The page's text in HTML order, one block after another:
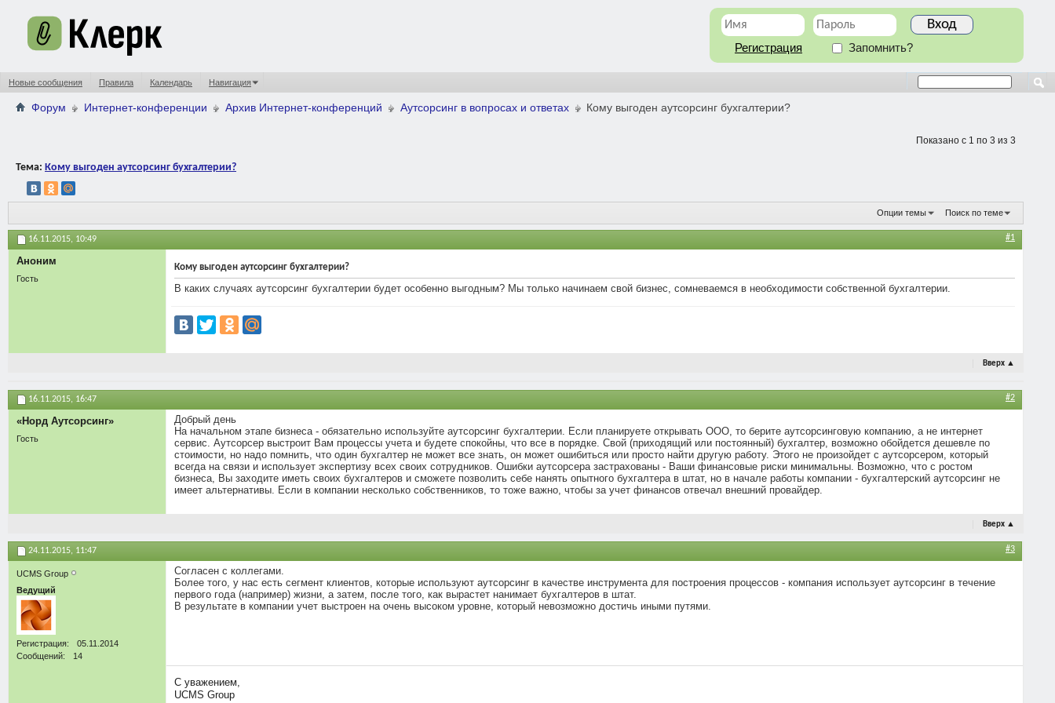
Регистрация Запомнить?
Новые сообщения Правила Календарь Навигация
Форум Интернет-конференции Архив Интернет-конференций Аутсорсинг в вопросах и ответах Кому выгоден аутсорсинг бухгалтерии?
Показано с 1 по 3 из 3
Тема: Кому выгоден аутсорсинг бухгалтерии?
Опции темы Поиск по теме
16.11.2015, 10:49 #1
Аноним
Гость
Кому выгоден аутсорсинг бухгалтерии?
В каких случаях аутсорсинг бухгалтерии будет особенно выгодным? Мы только начинаем свой бизнес, сомневаемся в необходимости собственной бухгалтерии.
Вверх ▲
16.11.2015, 16:47 #2
«Норд Аутсорсинг»
Гость
Добрый день
На начальном этапе бизнеса - обязательно используйте аутсорсинг бухгалтерии. Если планируете открывать ООО, то берите аутсорсинговую компанию, а не интернет
сервис. Аутсорсер выстроит Вам процессы учета и будете спокойны, что все в порядке. Свой (приходящий или постоянный) бухгалтер, возможно обойдется дешевле по
стоимости, но надо помнить, что один бухгалтер не может все знать, он может ошибиться или просто найти другую работу. Этого не произойдет с аутсорсером, который
всегда на связи и использует экспертизу всех своих сотрудников. Ошибки аутсорсера застрахованы - Ваши финансовые риски минимальны. Возможно, что с ростом
бизнеса, Вы заходите иметь своих бухгалтеров и сможете позволить себе нанять опытного бухгалтера в штат, но в начале работы компании - бухгалтерский аутсорсинг не
имеет альтернативы. Если в компании несколько собственников, то тоже важно, чтобы за учет финансов отвечал внешний провайдер.
Вверх ▲
24.11.2015, 11:47 #3
UCMS Group
Ведущий
Регистрация
05.11.2014
Сообщений
14
Согласен с коллегами.
Более того, у нас есть сегмент клиентов, которые используют аутсорсинг в качестве инструмента для построения процессов - компания использует аутсорсинг в течение
первого года (например) жизни, а затем, после того, как вырастет нанимает бухгалтеров в штат.
В результате в компании учет выстроен на очень высоком уровне, который невозможно достичь иными путями.
С уважением,
UCMS Group